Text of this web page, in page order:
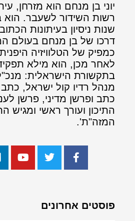
יוני בן מנחם הוא מזרחן,
רשות השידור לשעבר.
שנות ניסיון בעיתונות
דרכו של בן מנחם בעולם
כמפיק של הטלוויזיה
לאחר מכן, הוא מילא
בתקשורת הישראלית:
מנהל רדיו קול ישראל, כתב
כתב ופרשן מדיני, פרשן
התיכון ועורך ראשי ומגיש
המזה"ת'.
פוסטים אחרונים